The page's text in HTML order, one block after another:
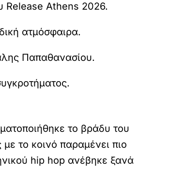
Release Athens 2026.
ατμόσφαιρα.
Παπαθανασίου.
το βράδυ του
το κοινό παραμένει πιο
hip hop ανέβηκε ξανά